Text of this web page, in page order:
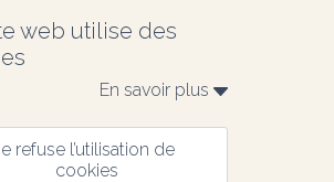
web utilise des
En savoir plus
refuse l’utilisation de
cookies